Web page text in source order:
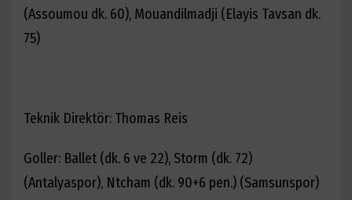
(Assoumou dk. 60), Mouandilmadji (Elayis Tavsan dk.
75)
Teknik Direktör: Thomas Reis
Goller: Ballet (dk. 6 ve 22), Storm (dk. 72)
(Antalyaspor), Ntcham (dk. 90+6 pen.) (Samsunspor)